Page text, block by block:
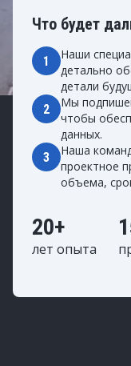
Что будет
1
Наши
детально
детали
2
Мы
чтобы
данных.
3
Наша
проектное
объема,
20+
лет опыта